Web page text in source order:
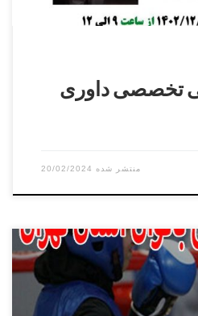
تخصصی داوری
20/02/2024